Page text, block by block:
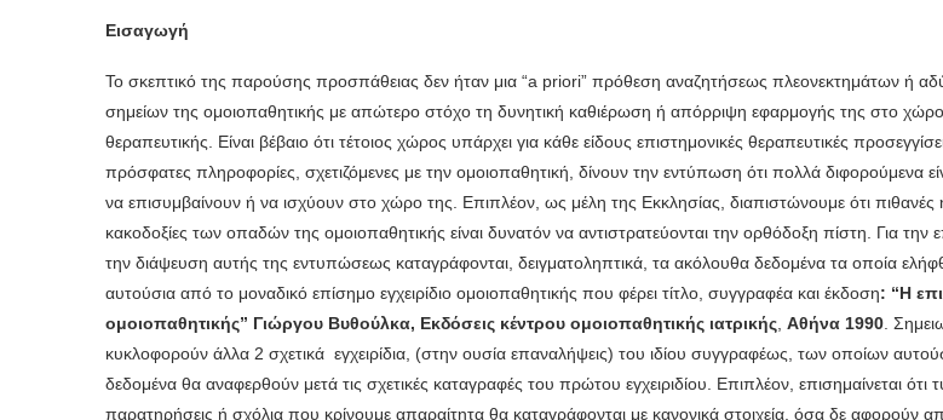
Εισαγωγή
Το σκεπτικό της παρούσης προσπάθειας δεν ήταν μια “a priori” πρόθεση αναζητήσεως πλεονεκτημάτων ή
σημείων της ομοιοπαθητικής με απώτερο στόχο τη δυνητική καθιέρωση ή απόρριψη εφαρμογής της στο
θεραπευτικής. Είναι βέβαιο ότι τέτοιος χώρος υπάρχει για κάθε είδους επιστημονικές θεραπευτικές
πρόσφατες πληροφορίες, σχετιζόμενες με την ομοιοπαθητική, δίνουν την εντύπωση ότι πολλά διφορούμενα
να επισυμβαίνουν ή να ισχύουν στο χώρο της. Επιπλέον, ως μέλη της Εκκλησίας, διαπιστώνουμε ότι πιθανές
κακοδοξίες των οπαδών της ομοιοπαθητικής είναι δυνατόν να αντιστρατεύονται την ορθόδοξη πίστη. Για την
την διάψευση αυτής της εντυπώσεως καταγράφονται, δειγματοληπτικά, τα ακόλουθα δεδομένα τα οποία
αυτούσια από το μοναδικό επίσημο εγχειρίδιο ομοιοπαθητικής που φέρει τίτλο, συγγραφέα και έκδοση: “Η
ομοιοπαθητικής” Γιώργου Βυθούλκα, Εκδόσεις κέντρου ομοιοπαθητικής ιατρικής Αθήνα 1990 .
κυκλοφορούν άλλα 2 σχετικά εγχειρίδια, (στην ουσία επαναλήψεις) του ιδίου συγγραφέως, των οποίων
δεδομένα θα αναφερθούν μετά τις σχετικές καταγραφές του πρώτου εγχειριδίου. Επιπλέον, επισημαίνεται ότι
παρατηρήσεις ή σχόλια που κρίνουμε απαραίτητα θα καταγράφονται με κανονικά στοιχεία, όσα δε αφορούν